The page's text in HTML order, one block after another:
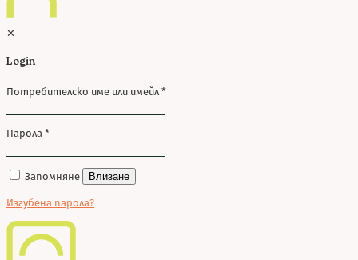
✕
Login
Потребителско име или имейл *
Парола *
Запомняне Влизане
Изгубена парола?